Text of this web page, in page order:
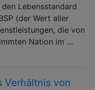
Lebensstandard
(der Wert aller
die von
Nation im …
Verhältnis von